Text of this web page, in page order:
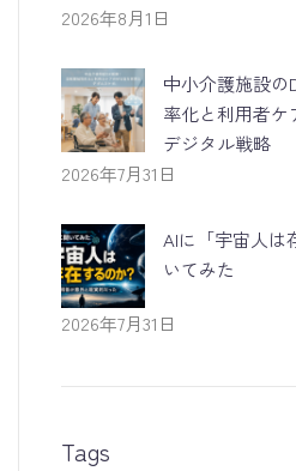
2026年8月1日
中小介護施設の
率化と利用者ケ
デジタル戦略
2026年7月31日
AIに「宇宙人は
いてみた
2026年7月31日
Tags